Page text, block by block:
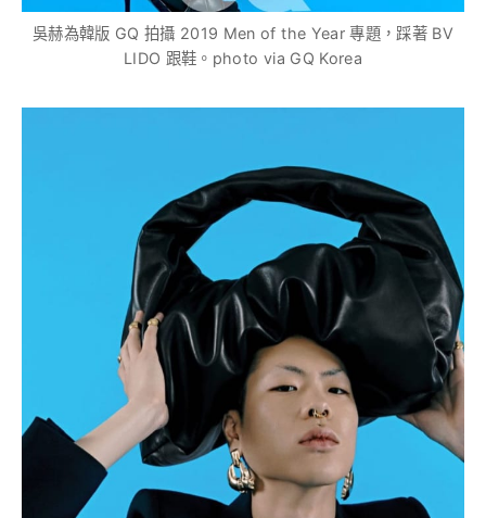
吳赫為韓版 GQ 拍攝 2019 Men of the Year 專題，踩著 BV
LIDO 跟鞋。photo via GQ Korea